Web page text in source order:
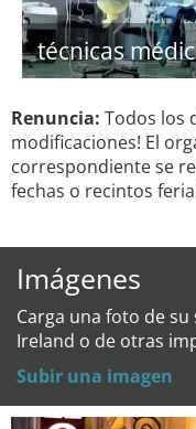
técnicas
Renuncia: Todos los
modificaciones! El
correspondiente se
fechas o recintos
Imágenes
Carga una foto de
Ireland o de otras
Subir una imagen